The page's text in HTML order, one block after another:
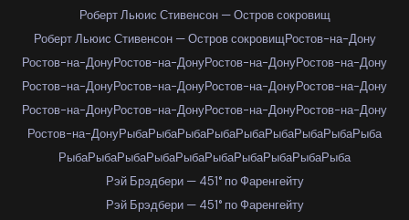
Роберт Льюис Стивенсон — Остров сокровищ
Роберт Льюис Стивенсон — Остров сокровищРостов-на-Дону
Ростов-на-ДонуРостов-на-ДонуРостов-на-ДонуРостов-на-Дону
Ростов-на-ДонуРостов-на-ДонуРостов-на-ДонуРостов-на-Дону
Ростов-на-ДонуРостов-на-ДонуРостов-на-ДонуРостов-на-Дону
Ростов-на-ДонуРыбаРыбаРыбаРыбаРыбаРыбаРыбаРыбаРыба
РыбаРыбаРыбаРыбаРыбаРыбаРыбаРыбаРыбаРыба
Рэй Брэдбери — 451° по Фаренгейту
Рэй Брэдбери — 451° по Фаренгейту